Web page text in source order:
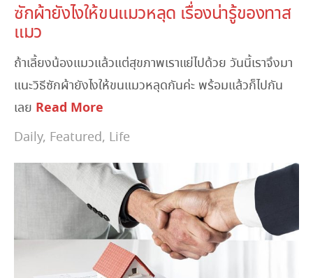
ซักผ้ายังไงให้ขนแมวหลุด เรื่องน่ารู้ของทาส
แมว
ถ้าเลี้ยงน้องแมวแล้วแต่สุขภาพเราแย่ไปด้วย วันนี้เราจึงมา
แนะวิธีซักผ้ายังไงให้ขนแมวหลุดกันค่ะ พร้อมแล้วก็ไปกัน
เลย Read More
Daily, Featured, Life